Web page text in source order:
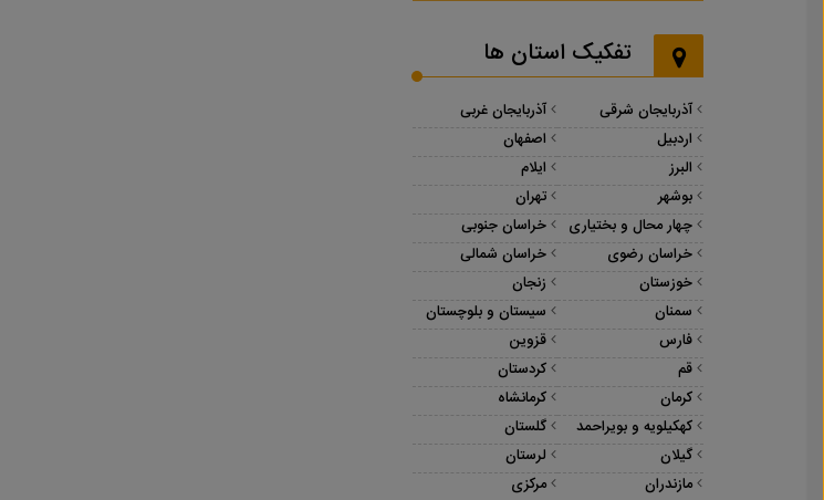
تفکیک استان ها
آذربایجان شرقی
آذربایجان غربی
اردبیل
اصفهان
البرز
ایلام
بوشهر
تهران
چهار محال و بختیاری
خراسان جنوبی
خراسان رضوی
خراسان شمالی
خوزستان
زنجان
سمنان
سیستان و بلوچستان
فارس
قزوین
قم
کردستان
کرمان
کرمانشاه
کهکیلویه و بویراحمد
گلستان
گیلان
لرستان
مازندران
مرکزی